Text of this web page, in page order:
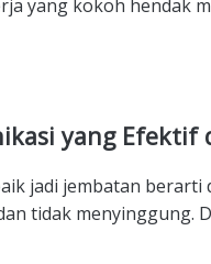
yang kokoh hendak
yang Efektif
jadi jembatan berarti
tidak menyinggung.